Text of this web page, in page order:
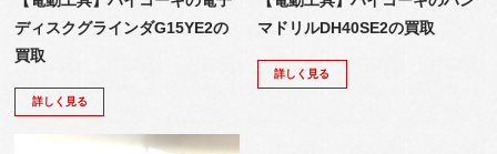
ディスクグラインダG15YE2の
買取
詳しく見る
マドリルDH40SE2の買取
詳しく見る